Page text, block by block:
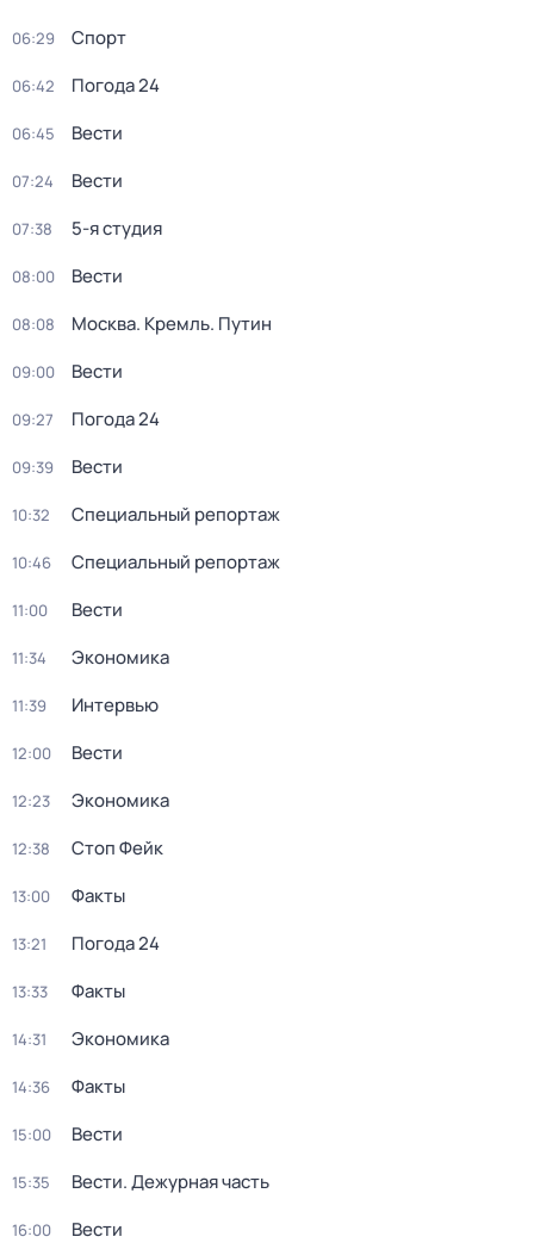
06:29 Спорт
06:42 Погода 24
06:45 Вести
07:24 Вести
07:38 5-я студия
08:00 Вести
08:08 Москва. Кремль. Путин
09:00 Вести
09:27 Погода 24
09:39 Вести
10:32 Специальный репортаж
10:46 Специальный репортаж
11:00 Вести
11:34 Экономика
11:39 Интервью
12:00 Вести
12:23 Экономика
12:38 Стоп Фейк
13:00 Факты
13:21 Погода 24
13:33 Факты
14:31 Экономика
14:36 Факты
15:00 Вести
15:35 Вести. Дежурная часть
16:00 Вести